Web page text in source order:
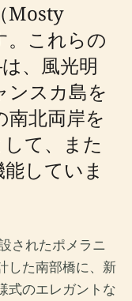
Mosty
これらの
、風光明
ンスカ島を
北両岸を
て、また
していま
されたポメラニ
した南部橋に、新
式のエレガントな